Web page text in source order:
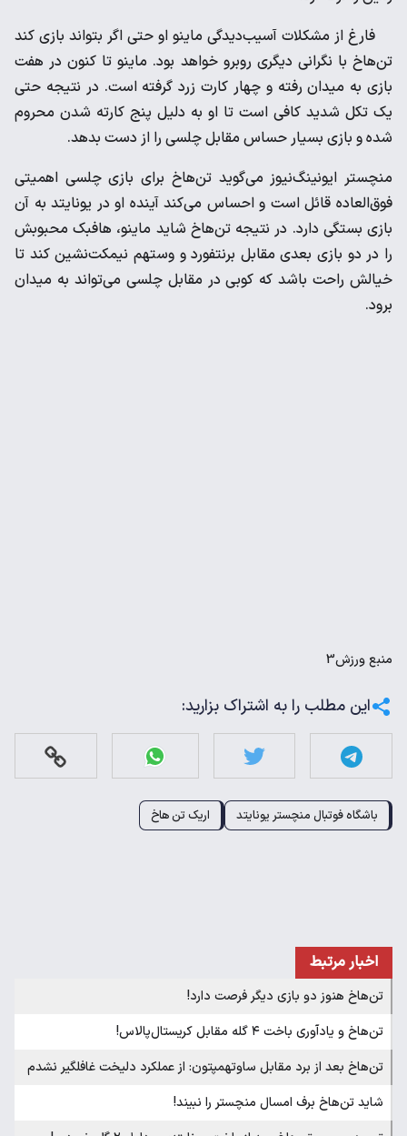
فارغ از مشکلات آسیب‌دیدگی ماینو او حتی اگر بتواند بازی کند
‌تن‌هاخ با نگرانی دیگری روبرو خواهد بود. ماینو تا کنون در هفت
بازی ‌به میدان رفته و چهار کارت زرد گرفته است. در نتیجه حتی
یک تکل ‌شدید کافی است تا او به دلیل پنج کارته شدن محروم
شده و بازی ‌بسیار حساس مقابل چلسی را از دست بدهد. ‌
منچستر ایونینگ‌نیوز می‌گوید تن‌هاخ برای بازی چلسی اهمیتی
‌فوق‌العاده قائل است و احساس می‌کند آینده او در یونایتد به آن
‌بازی بستگی دارد. در نتیجه تن‌هاخ شاید ماینو، هافبک محبوبش
را ‌در دو بازی بعدی مقابل برنتفورد و وستهم نیمکت‌نشین کند تا
‌خیالش راحت باشد که کوبی در مقابل چلسی می‌‌تواند به میدان
‌برود. ‌
منبعورزش3
این مطلب را به اشتراک بزارید:
باشگاه فوتبال منچستر یونایتد اریک تن هاخ
اخبار مرتبط
تن‌هاخ هنوز دو بازی دیگر فرصت دارد!
تن‌هاخ و یادآوری باخت ۴ گله مقابل کریستال‌پالاس!
تن‌هاخ بعد از برد مقابل ساوتهمپتون: از عملکرد دلیخت غافلگیر نشدم
شاید تن‌هاخ برف امسال منچستر را نبیند!